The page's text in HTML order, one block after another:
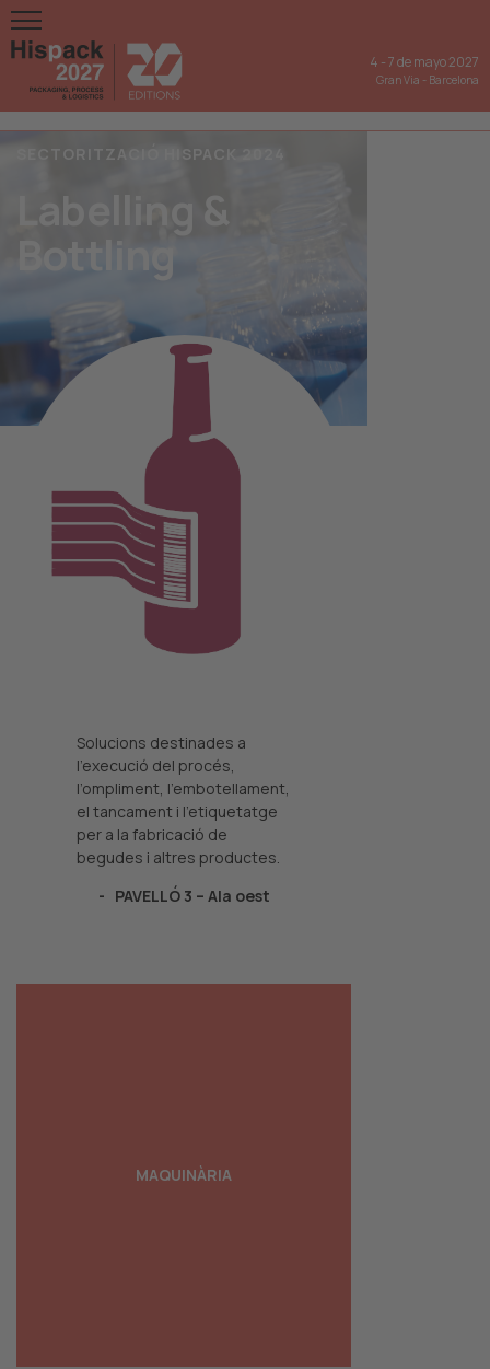
4 -7 de mayo 2027
Gran Via - Barcelona
SECTORITZACIÓ HISPACK 2024
Bottling
Solucions destinades a
l’execució del procés,
l’ompliment, l’embotellament,
el tancament i l’etiquetatge
per a la fabricació de
begudes i altres productes.
PAVELLÓ 3 – Ala oest
MAQUINÀRIA
d'envasos
Maquinària d'ompliment i